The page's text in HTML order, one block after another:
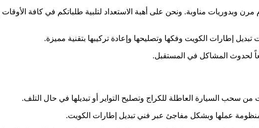
متوافرة بنظام مرن وبدوريات مناوبة. ونحن على أهبة الاستعداد لتلبية طلباتكم في
إطارات الكويت وفكها وتصليحها وإعادة تركيبها بتقنية مميزة.
لحدوث المشاكل في المستقبل.
سحب السيارة العاطلة للكراج وتصليح التواير أو تبديلها في حال التلف.
عملها وبشكل مفاجئ عبر فني تبديل إطارات الكويت.